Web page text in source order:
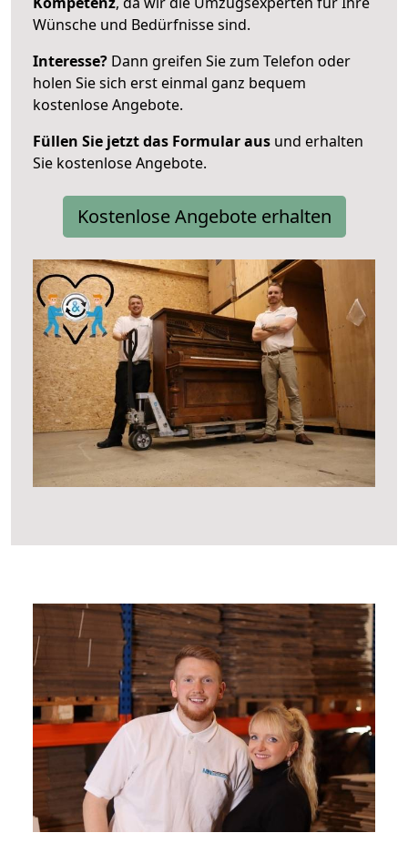
Wünsche und Bedürfnisse sind.
Interesse? Dann greifen Sie zum Telefon oder
holen Sie sich erst einmal ganz bequem
kostenlose Angebote.
Füllen Sie jetzt das Formular aus und erhalten
Sie kostenlose Angebote.
Kostenlose Angebote erhalten